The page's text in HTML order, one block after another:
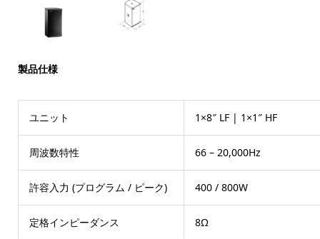
製品仕様
ユニット 1×8″ LF | 1×1″ HF
周波数特性 66 – 20,000Hz
許容入力 (プログラム / ピーク) 400 / 800W
定格インピーダンス 8Ω